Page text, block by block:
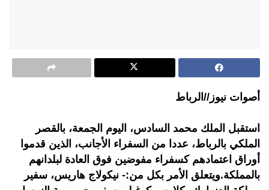
أصوات نيوز//الرباط
استقبل الملك محمد السادس، اليوم الجمعة، بالقصر
الملكي بالرباط، عددا من السفراء الأجانب، الذين قدموا
أوراق اعتمادهم كسفراء مفوضين فوق العادة لبلدانهم
بالمملكة.ويتعلق الأمر بكل من:- نيكولاج هاريس، سفير